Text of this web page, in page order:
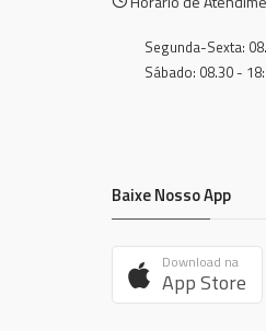
Segunda-Sexta:
Sábado: 08.30 -
Baixe Nosso App
Download na
App Store